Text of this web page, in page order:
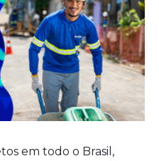
em todo o Brasil,